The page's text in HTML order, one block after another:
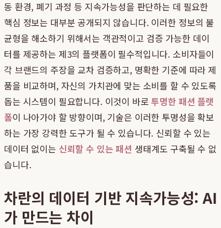
동 환경, 폐기 과정 등 지속가능성을 판단하는 데 필요한
핵심 정보는 대부분 공개되지 않습니다. 이러한 정보의 불
균형을 해소하기 위해서는 객관적이고 검증 가능한 데이
터를 제공하는 제3의 플랫폼이 필수적입니다. 소비자들이
각 브랜드의 주장을 교차 검증하고, 명확한 기준에 따라 제
품을 비교하며, 자신의 가치관에 맞는 소비를 할 수 있도록
돕는 시스템이 필요합니다. 이것이 바로투명한 패션 플랫
폼이 나아가야 할 방향이며, 기술은 이러한 투명성을 확보
하는 가장 강력한 도구가 될 수 있습니다. 신뢰할 수 있는
데이터 없이는 신뢰할 수 있는 패션 생태계도 구축될 수 없
습니다.
차란의 데이터 기반 지속가능성: AI
가 만드는 차이